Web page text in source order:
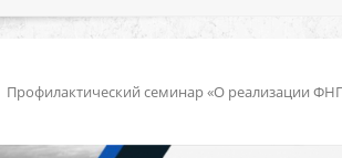
Профилактический семинар «О реализации